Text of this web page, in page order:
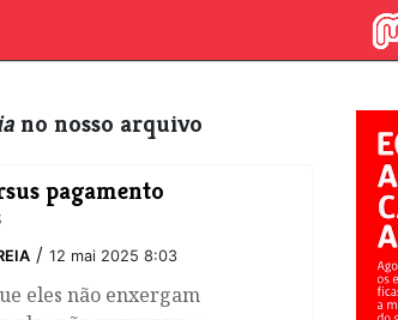
no nosso arquivo
pagamento
/ 12 mai 2025 8:03
eles não enxergam